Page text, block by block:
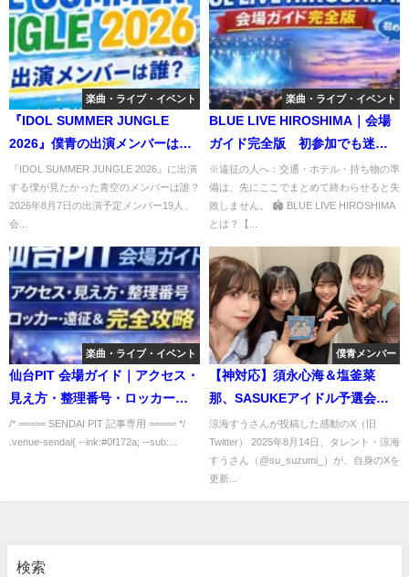
楽曲・ライブ・イベント
『IDOL SUMMER JUNGLE
2026』僕青の出演メンバーは
誰？開催日・会場・チケットを
紹介
『IDOL SUMMER JUNGLE 2026』に出演
する僕が見たかった青空のメンバーは誰？
2026年8月7日の出演予定メンバー19人、
会...
楽曲・ライブ・イベント
BLUE LIVE HIROSHIMA｜会場
ガイド完全版 初参加でも迷わ
ない！アクセス・座席・見え
方・設備・周辺情報まとめ
※遠征の人へ：交通・ホテル・持ち物の準
備は、先にここでまとめて終わらせると失
敗しません。 🏟 BLUE LIVE HIROSHIMA
とは？【...
楽曲・ライブ・イベント
仙台PIT 会場ガイド｜アクセス・
見え方・整理番号・ロッカー・
遠征＆ホテル完全攻略
/* ===== SENDAI PIT 記事専用 ===== */
.venue-sendai{ --ink:#0f172a; --sub:...
僕青メンバー
【神対応】須永心海＆塩釜菜
那、SASUKEアイドル予選会
2025での裏側が話題に！涼海す
うが語る“楽屋エピソード”とは
涼海すうさんが投稿した感動のX（旧
Twitter） 2025年8月14日、タレント・涼海
すうさん（@su_suzumi_）が、自身のXを
更新...
検索